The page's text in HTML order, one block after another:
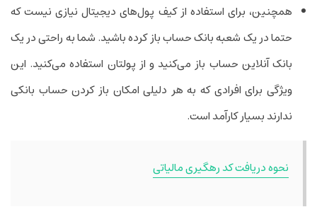
همچنین، برای استفاده از کیف پول‌های دیجیتال نیازی نیست که
حتما در یک شعبه بانک حساب باز کرده باشید. شما به راحتی در یک
بانک آنلاین حساب باز می‌­کنید و از پول­تان استفاده می­‌کنید. این
ویژگی برای افرادی که به هر دلیلی امکان باز کردن حساب بانکی
ندارند بسیار کارآمد است.
نحوه دریافت کد رهگیری مالیاتی